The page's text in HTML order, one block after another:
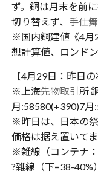
ず。銅は月末を前
切り替えず、 手仕
※国内銅建値《4月
想計算値、ロンド
【4月29日：昨日の
※上海先物取引 所
月:58580(+390)7月
※昨日は、日本の祭
価格は据え置いてま
※雑線（コンテナ
?雑線（下=38-